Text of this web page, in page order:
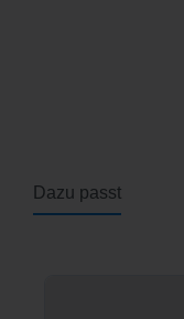
Dazu passt